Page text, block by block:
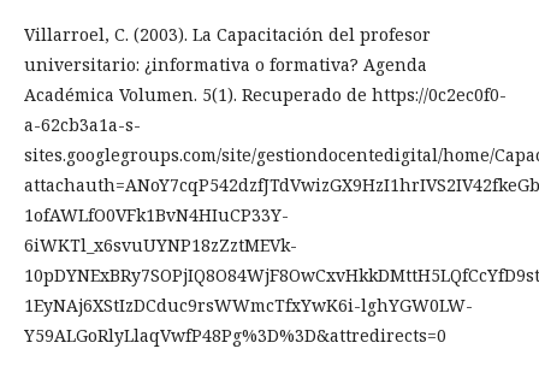
Villarroel, C. (2003). La Capacitación del profesor
universitario: ¿informativa o formativa? Agenda
Académica Volumen. 5(1). Recuperado de https://0c2ec0f0-
a-62cb3a1a-s-
sites.googlegroups.com/site/gestiondocentedigital/home/
1ofAWLfO0VFk1BvN4HIuCP33Y-
6iWKTl_x6svuUYNP18zZztMEVk-
1EyNAj6XStIzDCduc9rsWWmcTfxYwK6i-lghYGW0LW-
Y59ALGoRlyLlaqVwfP48Pg%3D%3D&attredirects=0